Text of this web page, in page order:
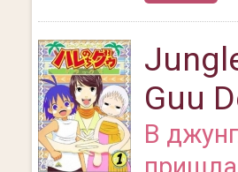
Guu
В